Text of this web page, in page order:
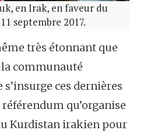
en Irak, en faveur du
septembre 2017.
très étonnant que
la communauté
ces dernières
qu’organise
Kurdistan irakien pour